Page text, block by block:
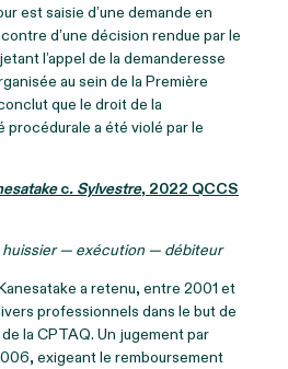
est saisie d’une demande en
d’une décision rendue par le
l’appel de la demanderesse
au sein de la Première
que le droit de la
procédurale a été violé par le
c. Sylvestre, 2022 QCCS
— exécution — débiteur
a retenu, entre 2001 et
professionnels dans le but de
la CPTAQ. Un jugement par
exigeant le remboursement